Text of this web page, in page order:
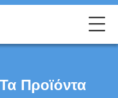
Προϊόντα